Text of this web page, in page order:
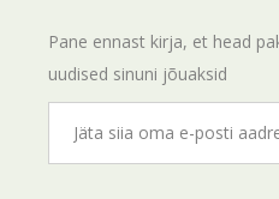
Pane ennast kirja, et head
uudised sinuni jõuaksid